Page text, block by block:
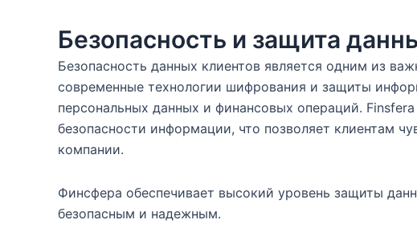
Безопасность и защита
Безопасность данных клиентов является одним из
современные технологии шифрования и защиты
персональных данных и финансовых операций.
безопасности информации, что позволяет клиентам
компании.
Финсфера обеспечивает высокий уровень защиты
безопасным и надежным.